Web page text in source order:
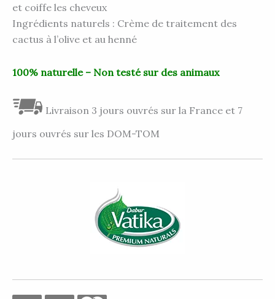
et coiffe les cheveux
Ingrédients naturels : Crème de traitement des
cactus à l’olive et au henné
100% naturelle – Non testé sur des animaux
Livraison 3 jours ouvrés sur la France et 7
jours ouvrés sur les DOM-TOM